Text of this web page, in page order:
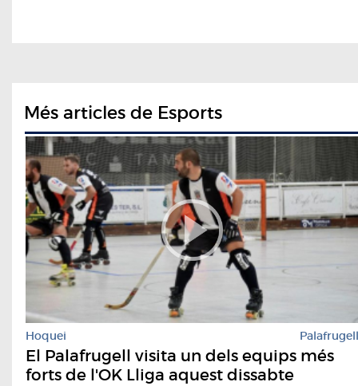
Més articles de Esports
Hoquei Palafrugell
El Palafrugell visita un dels equips més
forts de l'OK Lliga aquest dissabte